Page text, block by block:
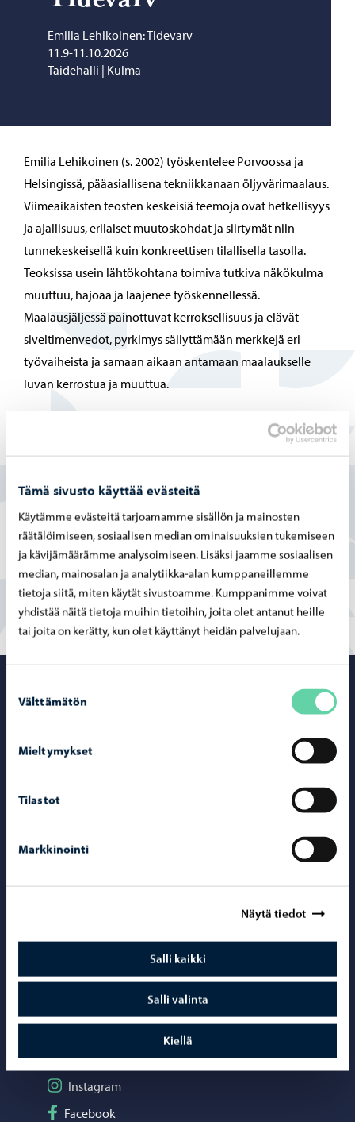
Tämä sivusto käyttää evästeitä
Käytämme evästeitä tarjoamamme sisällön ja mainosten
räätälöimiseen, sosiaalisen median ominaisuuksien tukemiseen
ja kävijämäärämme analysoimiseen. Lisäksi jaamme sosiaalisen
median, mainosalan ja analytiikka-alan kumppaneillemme
tietoja siitä, miten käytät sivustoamme. Kumppanimme voivat
yhdistää näitä tietoja muihin tietoihin, joita olet antanut heille
tai joita on kerätty, kun olet käyttänyt heidän palvelujaan.
valinta
Välttämätön
Mieltymykset
Tilastot
Markkinointi
Näytä tiedot
Salli kaikki
Salli valinta
Kiellä
Emilia Lehikoinen: Tidevarv
11.9-11.10.2026
Taidehalli | Kulma
Emilia Lehikoinen (s. 2002) työskentelee Porvoossa ja
Helsingissä, pääasiallisena tekniikkanaan öljyvärimaalaus.
Viimeaikaisten teosten keskeisiä teemoja ovat hetkellisyys
ja ajallisuus, erilaiset muutoskohdat ja siirtymät niin
tunnekeskeisellä kuin konkreettisen tilallisella tasolla.
Teoksissa usein lähtökohtana toimiva tutkiva näkökulma
muuttuu, hajoaa ja laajenee työskennellessä.
Maalausjäljessä painottuvat kerroksellisuus ja elävät
siveltimenvedot, pyrkimys säilyttämään merkkejä eri
työvaiheista ja samaan aikaan antamaan maalaukselle
luvan kerrostua ja muuttua.
ryhmänäyttelyissä vuodesta 2023 alkaen, viimeisimpänä
Generation 2026 -ryhmänäyttelyn yhteydessä Amos
Rexissä Helsingissä. Lehikoinen valmistuu taidemaalariksi
www.emilialehikoinen.com
Porvoo –
Kuvapankki
Seuraa Instagram
Instagram
Seuraa Facebook
Facebook